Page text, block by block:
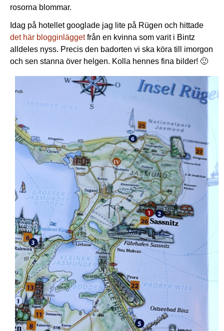
rosorna blommar.
Idag på hotellet googlade jag lite på Rügen och hittade
det här blogginläggetfrån en kvinna som varit i Bintz
alldeles nyss. Precis den badorten vi ska köra till imorgon
och sen stanna över helgen. Kolla hennes fina bilder! 🙂